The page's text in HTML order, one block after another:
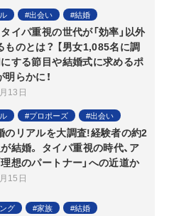
出会い 結婚
タイパ重視の世代が「効率」以外
ものとは？ 【男女1,085名に調
にする節目や結婚式に求めるポ
らかに！
13日
プロポーズ 出会い
のリアルを大調査!経験者の約2
結婚。 タイパ重視の時代、ア
理想のパートナー」への近道か
15日
グ 家族 結婚